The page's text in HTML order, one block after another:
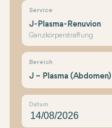
Service
J-Plasma-Renuvion
Ganzkörperstraffung
Bereich
J – Plasma (Abdomen)
Datum